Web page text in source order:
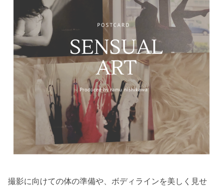
撮影に向けての体の準備や、ボディラインを美しく見せ